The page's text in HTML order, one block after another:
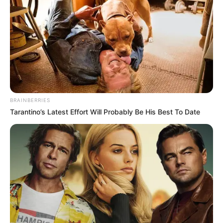
17 Truques Inteligentes Para Organizar Uma
BRAINBERRIES
Tarantino’s Latest Effort Will Probably Be His Best To Date